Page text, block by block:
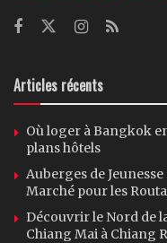
Articles récents
Où loger à Bangkok
plans hôtels
Auberges de
Marché pour les
Découvrir le Nord de
Chiang Mai à Chiang